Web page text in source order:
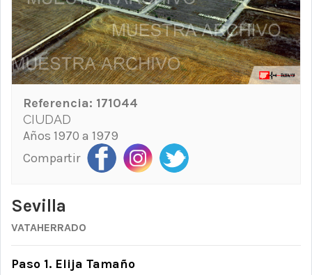
Referencia: 171044
CIUDAD
Años 1970 a 1979
Compartir
Sevilla
VATAHERRADO
Paso 1. Elija Tamaño